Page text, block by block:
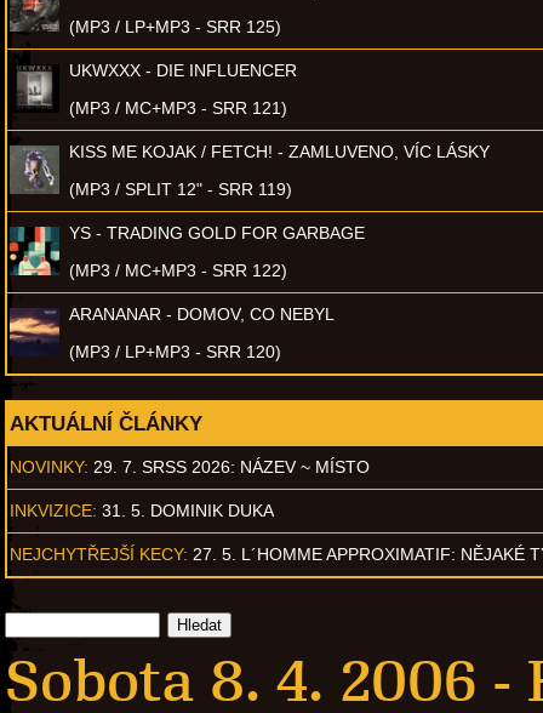
(MP3 / LP+MP3 - SRR 125)
UKWXXX - DIE INFLUENCER
(MP3 / MC+MP3 - SRR 121)
KISS ME KOJAK / FETCH! - ZAMLUVENO, VÍC LÁSKY
(MP3 / SPLIT 12" - SRR 119)
YS - TRADING GOLD FOR GARBAGE
(MP3 / MC+MP3 - SRR 122)
ARANANAR - DOMOV, CO NEBYL
(MP3 / LP+MP3 - SRR 120)
AKTUÁLNÍ ČLÁNKY
NOVINKY: 29. 7. SRSS 2026: NÁZEV ~ MÍSTO
INKVIZICE: 31. 5. DOMINIK DUKA
NEJCHYTŘEJŠÍ KECY: 27. 5. L´HOMME APPROXIMATIF: NĚJAKÉ
Sobota 8. 4. 2006 -